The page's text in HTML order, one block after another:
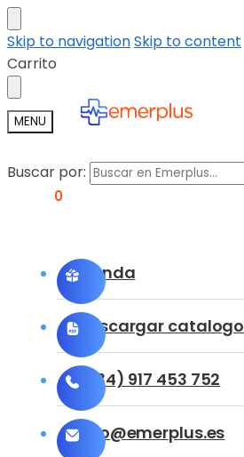
Skip to navigationSkip to content
Carrito
MENU
Buscar por:
0
Tienda
Descargar catalogo
(+34) 917 453 752
info@emerplus.es